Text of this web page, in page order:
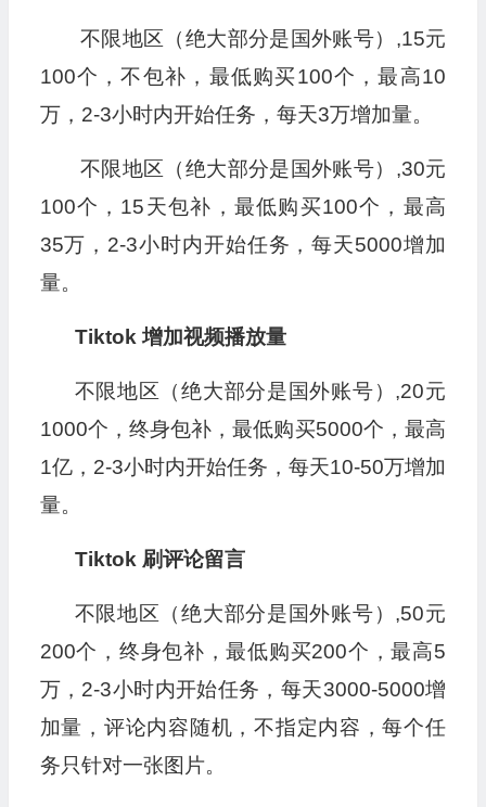
不限地区（绝大部分是国外账号）,15元
100个，不包补，最低购买100个，最高10
万，2-3小时内开始任务，每天3万增加量。
不限地区（绝大部分是国外账号）,30元
100个，15天包补，最低购买100个，最高
35万，2-3小时内开始任务，每天5000增加
量。
Tiktok 增加视频播放量
不限地区（绝大部分是国外账号）,20元
1000个，终身包补，最低购买5000个，最高
1亿，2-3小时内开始任务，每天10-50万增加
量。
Tiktok 刷评论留言
不限地区（绝大部分是国外账号）,50元
200个，终身包补，最低购买200个，最高5
万，2-3小时内开始任务，每天3000-5000增
加量，评论内容随机，不指定内容，每个任
务只针对一张图片。